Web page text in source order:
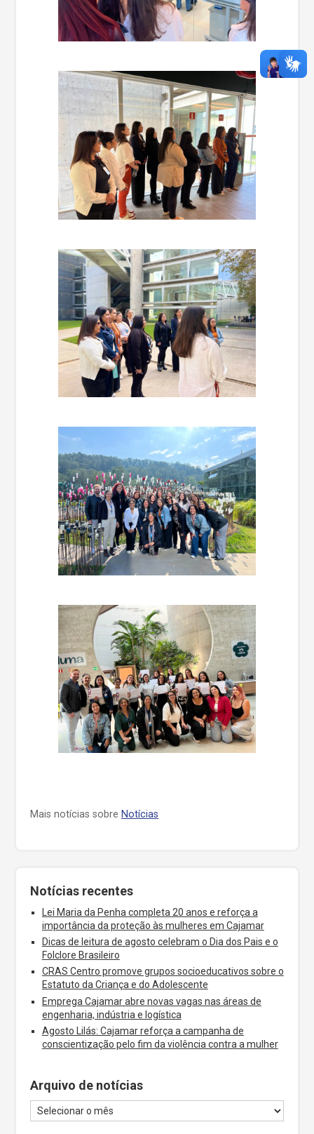
Mais notícias sobre Notícias
Notícias recentes
Lei Maria da Penha completa 20 anos e reforça a
importância da proteção às mulheres em Cajamar
Dicas de leitura de agosto celebram o Dia dos Pais e o
Folclore Brasileiro
CRAS Centro promove grupos socioeducativos sobre o
Estatuto da Criança e do Adolescente
Emprega Cajamar abre novas vagas nas áreas de
engenharia, indústria e logística
Agosto Lilás: Cajamar reforça a campanha de
conscientização pelo fim da violência contra a mulher
Arquivo de notícias